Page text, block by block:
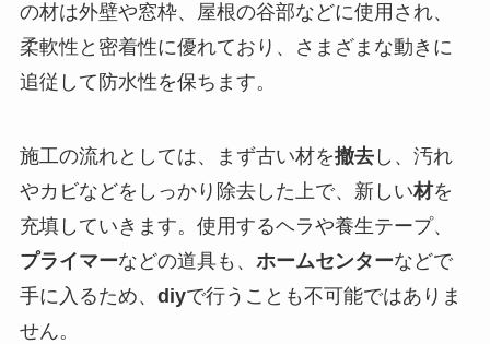
の材は外壁や窓枠、屋根の谷部などに使用され、
柔軟性と密着性に優れており、さまざまな動きに
追従して防水性を保ちます。
施工の流れとしては、まず古い材を撤去し、汚れ
やカビなどをしっかり除去した上で、新しい材を
充填していきます。使用するヘラや養生テープ、
プライマーなどの道具も、 ホームセンターなどで
手に入るため、 diyで行うことも不可能ではありま
せん。